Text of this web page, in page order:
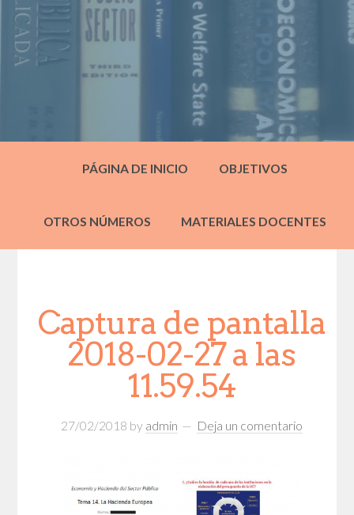
PÁGINA DE INICIO OBJETIVOS
OTROS NÚMEROS MATERIALES DOCENTES
Captura de pantalla
2018-02-27 a las
11.59.54
27/02/2018 by admin Deja un comentario